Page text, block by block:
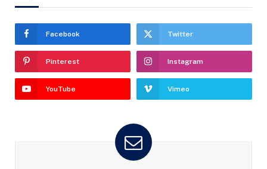
Facebook Twitter
Pinterest Instagram
YouTube Vimeo